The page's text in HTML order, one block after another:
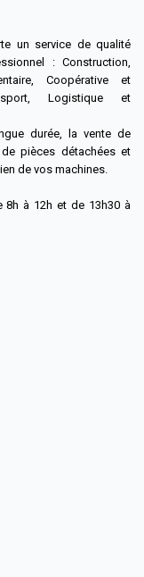
un service de qualité
: Construction,
Coopérative et
Logistique et
durée, la vente de
pièces détachées et
de vos machines.
8h à 12h et de 13h30 à